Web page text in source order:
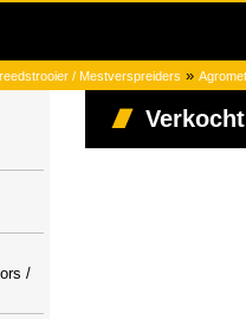
/ Mestverspreiders » Agromet
/
Verkocht